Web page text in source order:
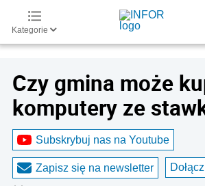
Kategorie
Czy gmina może
komputery ze
Subskrybuj nas na Youtube
Zapisz się na newsletter